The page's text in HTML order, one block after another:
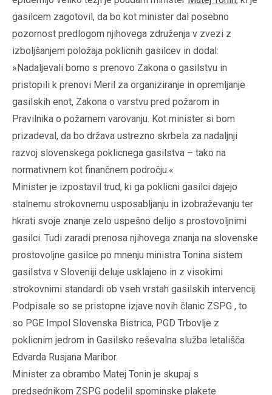
gasilcem zagotovil, da bo kot minister dal posebno
pozornost predlogom njihovega združenja v zvezi z
izboljšanjem položaja poklicnih gasilcev in dodal:
»Nadaljevali bomo s prenovo Zakona o gasilstvu in
pristopili k prenovi Meril za organiziranje in opremljanje
gasilskih enot, Zakona o varstvu pred požarom in
Pravilnika o požarnem varovanju. Kot minister si bom
prizadeval, da bo država ustrezno skrbela za nadaljnji
razvoj slovenskega poklicnega gasilstva – tako na
normativnem kot finančnem področju.«
Minister je izpostavil trud, ki ga poklicni gasilci dajejo
stalnemu strokovnemu usposabljanju in izobraževanju ter
hkrati svoje znanje zelo uspešno delijo s prostovoljnimi
gasilci. Tudi zaradi prenosa njihovega znanja na slovenske
prostovoljne gasilce po mnenju ministra Tonina sistem
gasilstva v Sloveniji deluje usklajeno in z visokimi
strokovnimi standardi ob vseh vrstah gasilskih intervencij.
Podpisale so se pristopne izjave novih članic ZSPG , to
so PGE Impol Slovenska Bistrica, PGD Trbovlje z
poklicnim jedrom in Gasilsko reševalna služba letališča
Edvarda Rusjana Maribor.
Minister za obrambo Matej Tonin je skupaj s
predsednikom ZSPG podelil spominske plakete